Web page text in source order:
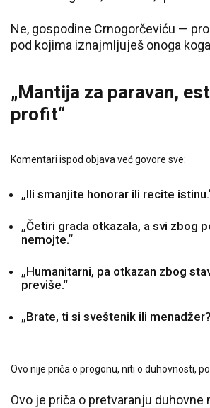
Ne, gospodine Crnogorčeviću —
pod kojima iznajmljuješ onoga
„Mantija za paravan,
profit“
Komentari ispod objava već govore sve:
„Ili smanjite honorar ili recite
„Četiri grada otkazala, a svi zbog
nemojte.“
„Humanitarni, pa otkazan zbog
previše.“
„Brate, ti si sveštenik ili
Ovo nije priča o progonu, niti o duhovnosti,
Ovo je priča o pretvaranju